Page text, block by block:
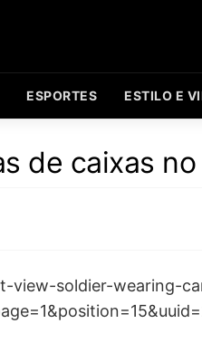
ESPORTES ESTILO E
de caixas no